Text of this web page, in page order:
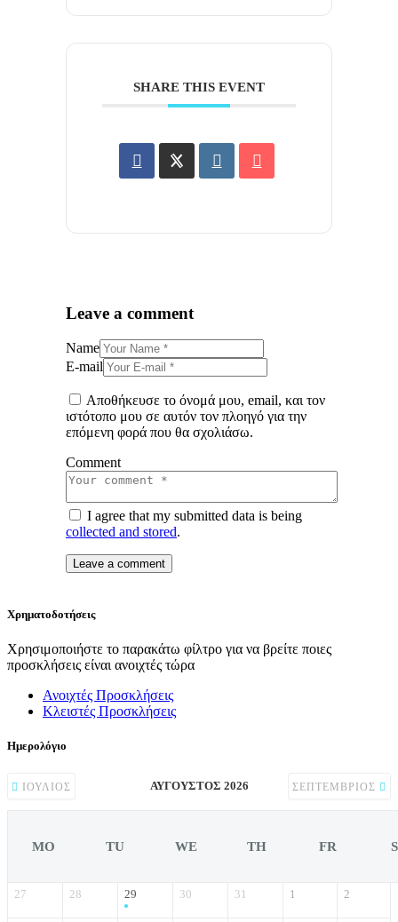
SHARE THIS EVENT
Leave a comment
Name
E-mail
Αποθήκευσε το όνομά μου, email, και τον
ιστότοπο μου σε αυτόν τον πλοηγό για την
επόμενη φορά που θα σχολιάσω.
Comment
I agree that my submitted data is being
collected and stored.
Χρηματοδοτήσεις
Χρησιμοποιήστε το παρακάτω φίλτρο για να βρείτε ποιες
προσκλήσεις είναι ανοιχτές τώρα
Ανοιχτές Προσκλήσεις
Κλειστές Προσκλήσεις
Ημερολόγιο
ΙΟΎΛΙΟΣ ΑΎΓΟΥΣΤΟΣ 2026 ΣΕΠΤΈΜΒΡΙΟΣ
MO TU WE TH FR
27 28 29 30 31 1 2